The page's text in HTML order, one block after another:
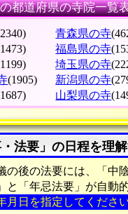
都道府県の寺院一覧
青森県の寺
福島県の寺
埼玉県の寺
(1905) 新潟県の寺
山梨県の寺
・法要」の日程を理
の後の法要には、「中
と「年忌法要」が自動
月日を指定してください